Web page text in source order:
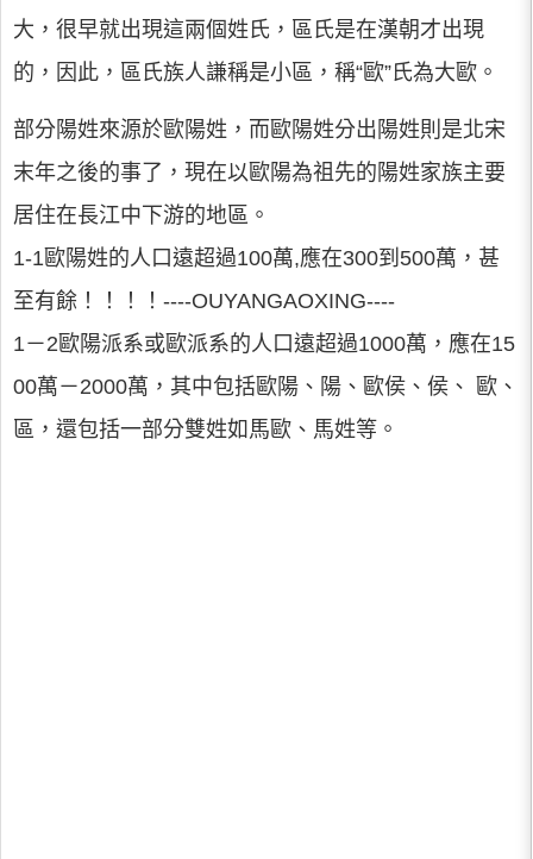
大，很早就出現這兩個姓氏，區氏是在漢朝才出現
的，因此，區氏族人謙稱是小區，稱“歐”氏為大歐。
部分陽姓來源於歐陽姓，而歐陽姓分出陽姓則是北宋
末年之後的事了，現在以歐陽為祖先的陽姓家族主要
居住在長江中下游的地區。
1-1歐陽姓的人口遠超過100萬,應在300到500萬，甚
至有餘！！！！----OUYANGAOXING----
1－2歐陽派系或歐派系的人口遠超過1000萬，應在15
00萬－2000萬，其中包括歐陽、陽、歐侯、侯、 歐、
區，還包括一部分雙姓如馬歐、馬姓等。